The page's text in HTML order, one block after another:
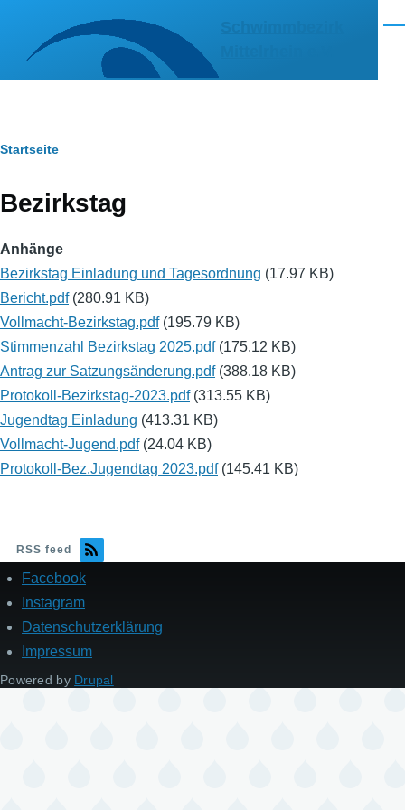
Pfadnavigation
Startseite
Bezirkstag
Anhänge
Bezirkstag Einladung und Tagesordnung (17.97 KB)
Bericht.pdf (280.91 KB)
Vollmacht-Bezirkstag.pdf (195.79 KB)
Stimmenzahl Bezirkstag 2025.pdf (175.12 KB)
Antrag zur Satzungsänderung.pdf (388.18 KB)
Protokoll-Bezirkstag-2023.pdf (313.55 KB)
Jugendtag Einladung (413.31 KB)
Vollmacht-Jugend.pdf (24.04 KB)
Protokoll-Bez.Jugendtag 2023.pdf (145.41 KB)
RSS feed
Fußzeile
Facebook
Instagram
Datenschutzerklärung
Impressum
Powered by Drupal